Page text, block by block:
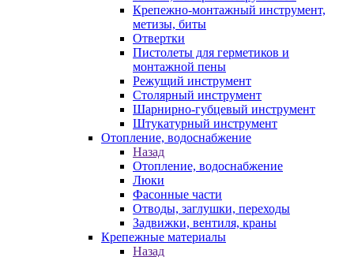
Крепежно-монтажный инструмент,
метизы, биты
Отвертки
Пистолеты для герметиков и
монтажной пены
Режущий инструмент
Столярный инструмент
Шарнирно-губцевый инструмент
Штукатурный инструмент
Отопление, водоснабжение
Назад
Отопление, водоснабжение
Люки
Фасонные части
Отводы, заглушки, переходы
Задвижки, вентиля, краны
Крепежные материалы
Назад